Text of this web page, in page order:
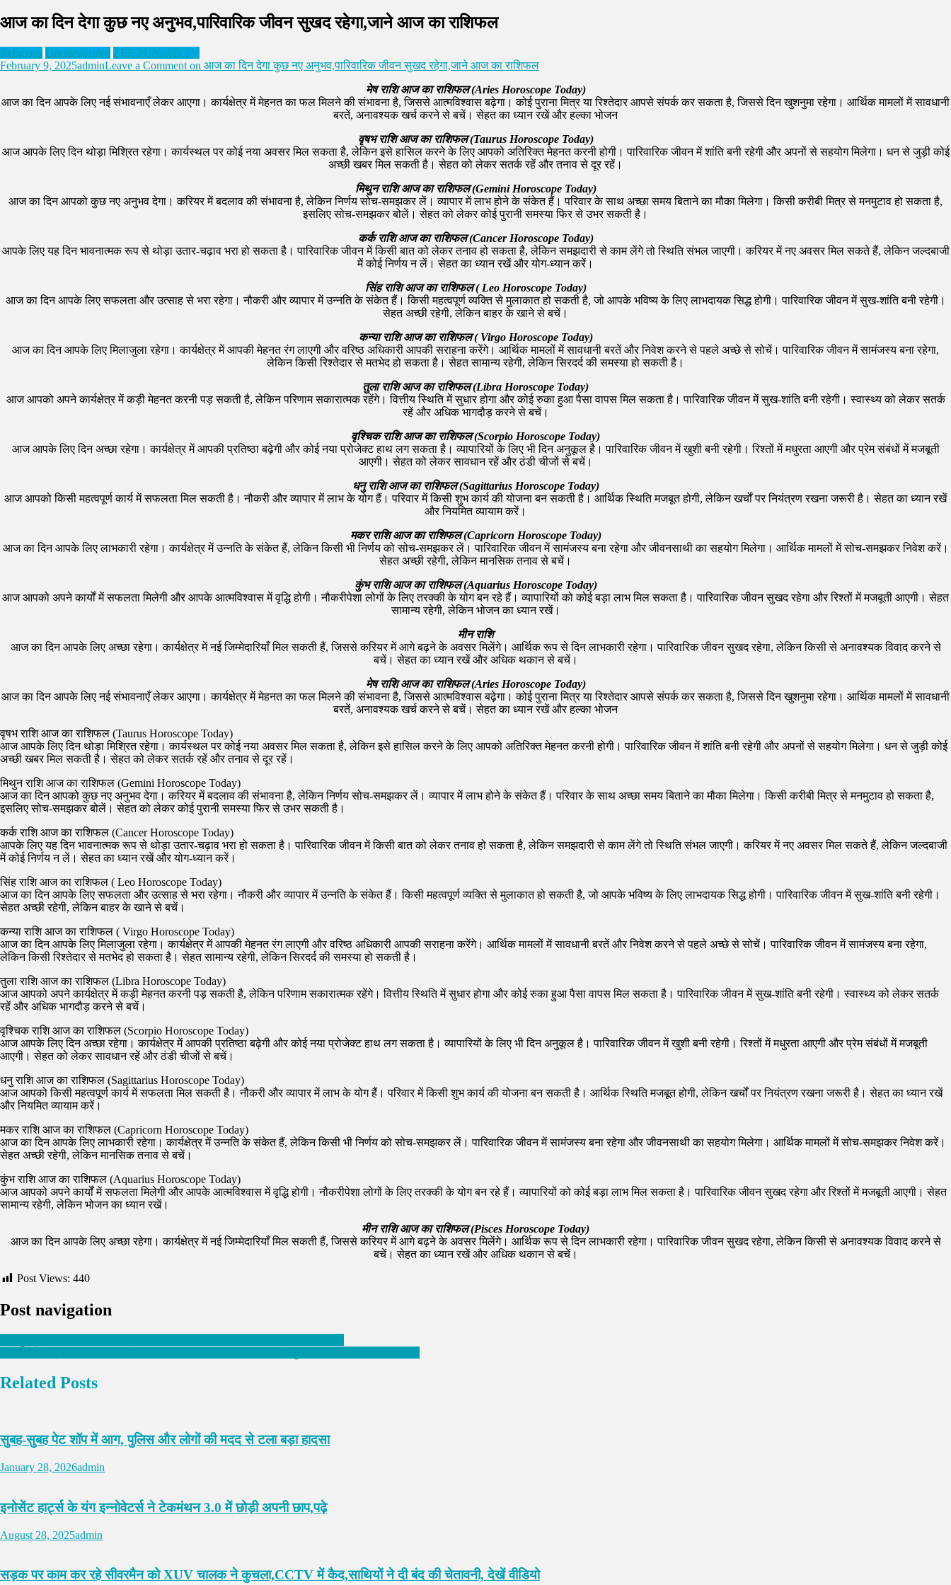
आज का दिन देगा कुछ नए अनुभव,पारिवारिक जीवन सुखद रहेगा,जाने आज का राशिफल
Religious Uncategorized ZEE PUNJAB TV
February 9, 2025adminLeave a Comment on आज का दिन देगा कुछ नए अनुभव,पारिवारिक जीवन सुखद रहेगा,जाने आज का राशिफल
मेष राशि आज का राशिफल (Aries Horoscope Today)
आज का दिन आपके लिए नई संभावनाएँ लेकर आएगा। कार्यक्षेत्र में मेहनत का फल मिलने की संभावना है, जिससे आत्मविश्वास बढ़ेगा। कोई पुराना मित्र या रिश्तेदार आपसे संपर्क कर सकता है, जिससे दिन खुशनुमा रहेगा। आर्थिक मामलों में सावधानी
बरतें, अनावश्यक खर्च करने से बचें। सेहत का ध्यान रखें और हल्का भोजन
वृषभ राशि आज का राशिफल (Taurus Horoscope Today)
आज आपके लिए दिन थोड़ा मिश्रित रहेगा। कार्यस्थल पर कोई नया अवसर मिल सकता है, लेकिन इसे हासिल करने के लिए आपको अतिरिक्त मेहनत करनी होगी। पारिवारिक जीवन में शांति बनी रहेगी और अपनों से सहयोग मिलेगा। धन से जुड़ी कोई
अच्छी खबर मिल सकती है। सेहत को लेकर सतर्क रहें और तनाव से दूर रहें।
मिथुन राशि आज का राशिफल (Gemini Horoscope Today)
आज का दिन आपको कुछ नए अनुभव देगा। करियर में बदलाव की संभावना है, लेकिन निर्णय सोच-समझकर लें। व्यापार में लाभ होने के संकेत हैं। परिवार के साथ अच्छा समय बिताने का मौका मिलेगा। किसी करीबी मित्र से मनमुटाव हो सकता है,
इसलिए सोच-समझकर बोलें। सेहत को लेकर कोई पुरानी समस्या फिर से उभर सकती है।
कर्क राशि आज का राशिफल (Cancer Horoscope Today)
आपके लिए यह दिन भावनात्मक रूप से थोड़ा उतार-चढ़ाव भरा हो सकता है। पारिवारिक जीवन में किसी बात को लेकर तनाव हो सकता है, लेकिन समझदारी से काम लेंगे तो स्थिति संभल जाएगी। करियर में नए अवसर मिल सकते हैं, लेकिन जल्दबाजी
में कोई निर्णय न लें। सेहत का ध्यान रखें और योग-ध्यान करें।
सिंह राशि आज का राशिफल ( Leo Horoscope Today)
आज का दिन आपके लिए सफलता और उत्साह से भरा रहेगा। नौकरी और व्यापार में उन्नति के संकेत हैं। किसी महत्वपूर्ण व्यक्ति से मुलाकात हो सकती है, जो आपके भविष्य के लिए लाभदायक सिद्ध होगी। पारिवारिक जीवन में सुख-शांति बनी रहेगी।
सेहत अच्छी रहेगी, लेकिन बाहर के खाने से बचें।
कन्या राशि आज का राशिफल ( Virgo Horoscope Today)
आज का दिन आपके लिए मिलाजुला रहेगा। कार्यक्षेत्र में आपकी मेहनत रंग लाएगी और वरिष्ठ अधिकारी आपकी सराहना करेंगे। आर्थिक मामलों में सावधानी बरतें और निवेश करने से पहले अच्छे से सोचें। पारिवारिक जीवन में सामंजस्य बना रहेगा,
लेकिन किसी रिश्तेदार से मतभेद हो सकता है। सेहत सामान्य रहेगी, लेकिन सिरदर्द की समस्या हो सकती है।
तुला राशि आज का राशिफल (Libra Horoscope Today)
आज आपको अपने कार्यक्षेत्र में कड़ी मेहनत करनी पड़ सकती है, लेकिन परिणाम सकारात्मक रहेंगे। वित्तीय स्थिति में सुधार होगा और कोई रुका हुआ पैसा वापस मिल सकता है। पारिवारिक जीवन में सुख-शांति बनी रहेगी। स्वास्थ्य को लेकर सतर्क
रहें और अधिक भागदौड़ करने से बचें।
वृश्चिक राशि आज का राशिफल (Scorpio Horoscope Today)
आज आपके लिए दिन अच्छा रहेगा। कार्यक्षेत्र में आपकी प्रतिष्ठा बढ़ेगी और कोई नया प्रोजेक्ट हाथ लग सकता है। व्यापारियों के लिए भी दिन अनुकूल है। पारिवारिक जीवन में खुशी बनी रहेगी। रिश्तों में मधुरता आएगी और प्रेम संबंधों में मजबूती
आएगी। सेहत को लेकर सावधान रहें और ठंडी चीजों से बचें।
धनु राशि आज का राशिफल (Sagittarius Horoscope Today)
आज आपको किसी महत्वपूर्ण कार्य में सफलता मिल सकती है। नौकरी और व्यापार में लाभ के योग हैं। परिवार में किसी शुभ कार्य की योजना बन सकती है। आर्थिक स्थिति मजबूत होगी, लेकिन खर्चों पर नियंत्रण रखना जरूरी है। सेहत का ध्यान रखें
और नियमित व्यायाम करें।
मकर राशि आज का राशिफल (Capricorn Horoscope Today)
आज का दिन आपके लिए लाभकारी रहेगा। कार्यक्षेत्र में उन्नति के संकेत हैं, लेकिन किसी भी निर्णय को सोच-समझकर लें। पारिवारिक जीवन में सामंजस्य बना रहेगा और जीवनसाथी का सहयोग मिलेगा। आर्थिक मामलों में सोच-समझकर निवेश करें।
सेहत अच्छी रहेगी, लेकिन मानसिक तनाव से बचें।
कुंभ राशि आज का राशिफल (Aquarius Horoscope Today)
आज आपको अपने कार्यों में सफलता मिलेगी और आपके आत्मविश्वास में वृद्धि होगी। नौकरीपेशा लोगों के लिए तरक्की के योग बन रहे हैं। व्यापारियों को कोई बड़ा लाभ मिल सकता है। पारिवारिक जीवन सुखद रहेगा और रिश्तों में मजबूती आएगी। सेहत
सामान्य रहेगी, लेकिन भोजन का ध्यान रखें।
मीन राशि
आज का दिन आपके लिए अच्छा रहेगा। कार्यक्षेत्र में नई जिम्मेदारियाँ मिल सकती हैं, जिससे करियर में आगे बढ़ने के अवसर मिलेंगे। आर्थिक रूप से दिन लाभकारी रहेगा। पारिवारिक जीवन सुखद रहेगा, लेकिन किसी से अनावश्यक विवाद करने से
बचें। सेहत का ध्यान रखें और अधिक थकान से बचें।
मेष राशि आज का राशिफल (Aries Horoscope Today)
आज का दिन आपके लिए नई संभावनाएँ लेकर आएगा। कार्यक्षेत्र में मेहनत का फल मिलने की संभावना है, जिससे आत्मविश्वास बढ़ेगा। कोई पुराना मित्र या रिश्तेदार आपसे संपर्क कर सकता है, जिससे दिन खुशनुमा रहेगा। आर्थिक मामलों में सावधानी
बरतें, अनावश्यक खर्च करने से बचें। सेहत का ध्यान रखें और हल्का भोजन
वृषभ राशि आज का राशिफल (Taurus Horoscope Today)
आज आपके लिए दिन थोड़ा मिश्रित रहेगा। कार्यस्थल पर कोई नया अवसर मिल सकता है, लेकिन इसे हासिल करने के लिए आपको अतिरिक्त मेहनत करनी होगी। पारिवारिक जीवन में शांति बनी रहेगी और अपनों से सहयोग मिलेगा। धन से जुड़ी कोई
अच्छी खबर मिल सकती है। सेहत को लेकर सतर्क रहें और तनाव से दूर रहें।
मिथुन राशि आज का राशिफल (Gemini Horoscope Today)
आज का दिन आपको कुछ नए अनुभव देगा। करियर में बदलाव की संभावना है, लेकिन निर्णय सोच-समझकर लें। व्यापार में लाभ होने के संकेत हैं। परिवार के साथ अच्छा समय बिताने का मौका मिलेगा। किसी करीबी मित्र से मनमुटाव हो सकता है,
इसलिए सोच-समझकर बोलें। सेहत को लेकर कोई पुरानी समस्या फिर से उभर सकती है।
कर्क राशि आज का राशिफल (Cancer Horoscope Today)
आपके लिए यह दिन भावनात्मक रूप से थोड़ा उतार-चढ़ाव भरा हो सकता है। पारिवारिक जीवन में किसी बात को लेकर तनाव हो सकता है, लेकिन समझदारी से काम लेंगे तो स्थिति संभल जाएगी। करियर में नए अवसर मिल सकते हैं, लेकिन जल्दबाजी
में कोई निर्णय न लें। सेहत का ध्यान रखें और योग-ध्यान करें।
सिंह राशि आज का राशिफल ( Leo Horoscope Today)
आज का दिन आपके लिए सफलता और उत्साह से भरा रहेगा। नौकरी और व्यापार में उन्नति के संकेत हैं। किसी महत्वपूर्ण व्यक्ति से मुलाकात हो सकती है, जो आपके भविष्य के लिए लाभदायक सिद्ध होगी। पारिवारिक जीवन में सुख-शांति बनी रहेगी।
सेहत अच्छी रहेगी, लेकिन बाहर के खाने से बचें।
कन्या राशि आज का राशिफल ( Virgo Horoscope Today)
आज का दिन आपके लिए मिलाजुला रहेगा। कार्यक्षेत्र में आपकी मेहनत रंग लाएगी और वरिष्ठ अधिकारी आपकी सराहना करेंगे। आर्थिक मामलों में सावधानी बरतें और निवेश करने से पहले अच्छे से सोचें। पारिवारिक जीवन में सामंजस्य बना रहेगा,
लेकिन किसी रिश्तेदार से मतभेद हो सकता है। सेहत सामान्य रहेगी, लेकिन सिरदर्द की समस्या हो सकती है।
तुला राशि आज का राशिफल (Libra Horoscope Today)
आज आपको अपने कार्यक्षेत्र में कड़ी मेहनत करनी पड़ सकती है, लेकिन परिणाम सकारात्मक रहेंगे। वित्तीय स्थिति में सुधार होगा और कोई रुका हुआ पैसा वापस मिल सकता है। पारिवारिक जीवन में सुख-शांति बनी रहेगी। स्वास्थ्य को लेकर सतर्क
रहें और अधिक भागदौड़ करने से बचें।
वृश्चिक राशि आज का राशिफल (Scorpio Horoscope Today)
आज आपके लिए दिन अच्छा रहेगा। कार्यक्षेत्र में आपकी प्रतिष्ठा बढ़ेगी और कोई नया प्रोजेक्ट हाथ लग सकता है। व्यापारियों के लिए भी दिन अनुकूल है। पारिवारिक जीवन में खुशी बनी रहेगी। रिश्तों में मधुरता आएगी और प्रेम संबंधों में मजबूती
आएगी। सेहत को लेकर सावधान रहें और ठंडी चीजों से बचें।
धनु राशि आज का राशिफल (Sagittarius Horoscope Today)
आज आपको किसी महत्वपूर्ण कार्य में सफलता मिल सकती है। नौकरी और व्यापार में लाभ के योग हैं। परिवार में किसी शुभ कार्य की योजना बन सकती है। आर्थिक स्थिति मजबूत होगी, लेकिन खर्चों पर नियंत्रण रखना जरूरी है। सेहत का ध्यान रखें
और नियमित व्यायाम करें।
मकर राशि आज का राशिफल (Capricorn Horoscope Today)
आज का दिन आपके लिए लाभकारी रहेगा। कार्यक्षेत्र में उन्नति के संकेत हैं, लेकिन किसी भी निर्णय को सोच-समझकर लें। पारिवारिक जीवन में सामंजस्य बना रहेगा और जीवनसाथी का सहयोग मिलेगा। आर्थिक मामलों में सोच-समझकर निवेश करें।
सेहत अच्छी रहेगी, लेकिन मानसिक तनाव से बचें।
कुंभ राशि आज का राशिफल (Aquarius Horoscope Today)
आज आपको अपने कार्यों में सफलता मिलेगी और आपके आत्मविश्वास में वृद्धि होगी। नौकरीपेशा लोगों के लिए तरक्की के योग बन रहे हैं। व्यापारियों को कोई बड़ा लाभ मिल सकता है। पारिवारिक जीवन सुखद रहेगा और रिश्तों में मजबूती आएगी। सेहत
सामान्य रहेगी, लेकिन भोजन का ध्यान रखें।
मीन राशि आज का राशिफल (Pisces Horoscope Today)
आज का दिन आपके लिए अच्छा रहेगा। कार्यक्षेत्र में नई जिम्मेदारियाँ मिल सकती हैं, जिससे करियर में आगे बढ़ने के अवसर मिलेंगे। आर्थिक रूप से दिन लाभकारी रहेगा। पारिवारिक जीवन सुखद रहेगा, लेकिन किसी से अनावश्यक विवाद करने से
बचें। सेहत का ध्यान रखें और अधिक थकान से बचें।
Post Views: 440
Post navigation
Related Posts
सुबह-सुबह पेट शॉप में आग, पुलिस और लोगों की मदद से टला बड़ा हादसा
January 28, 2026admin
इनोसेंट हार्ट्स के यंग इन्नोवेटर्स ने टेकमंथन 3.0 में छोड़ी अपनी छाप,पढ़े
August 28, 2025admin
सड़क पर काम कर रहे सीवरमैन को XUV चालक ने कुचला,CCTV में कैद,साथियों ने दी बंद की चेतावनी, देखें वीडियो